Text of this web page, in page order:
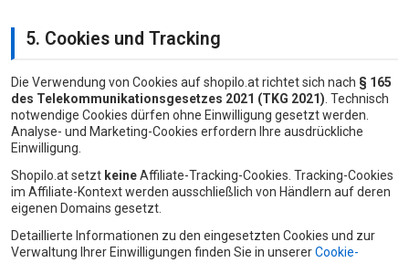
5. Cookies und Tracking
Die Verwendung von Cookies auf shopilo.at richtet sich nach § 165
des Telekommunikationsgesetzes 2021 (TKG 2021) . Technisch
notwendige Cookies dürfen ohne Einwilligung gesetzt werden.
Analyse- und Marketing-Cookies erfordern Ihre ausdrückliche
Einwilligung.
Shopilo.at setzt keineAffiliate-Tracking-Cookies. Tracking-Cookies
im Affiliate-Kontext werden ausschließlich von Händlern auf deren
eigenen Domains gesetzt.
Detaillierte Informationen zu den eingesetzten Cookies und zur
Verwaltung Ihrer Einwilligungen finden Sie in unsererCookie-